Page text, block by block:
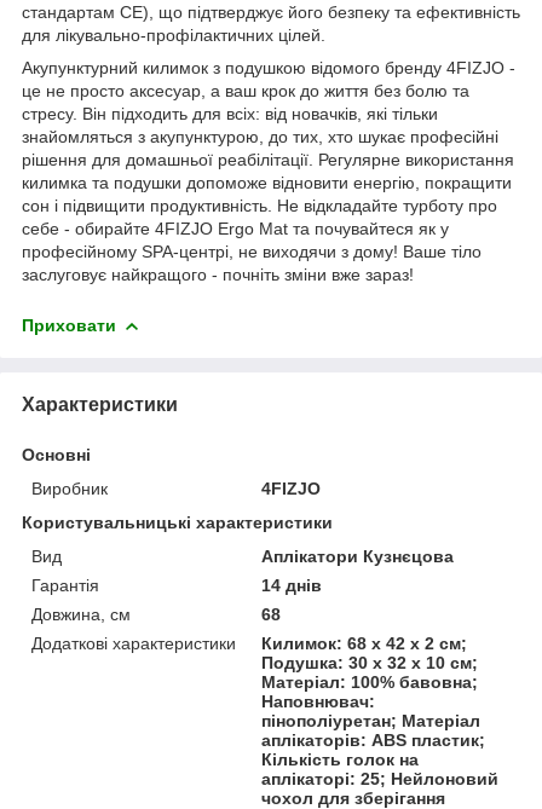
стандартам CE), що підтверджує його безпеку та ефективність
для лікувально-профілактичних цілей.
Акупунктурний килимок з подушкою відомого бренду 4FIZJO -
це не просто аксесуар, а ваш крок до життя без болю та
стресу. Він підходить для всіх: від новачків, які тільки
знайомляться з акупунктурою, до тих, хто шукає професійні
рішення для домашньої реабілітації. Регулярне використання
килимка та подушки допоможе відновити енергію, покращити
сон і підвищити продуктивність. Не відкладайте турботу про
себе - обирайте 4FIZJO Ergo Mat та почувайтеся як у
професійному SPA-центрі, не виходячи з дому! Ваше тіло
заслуговує найкращого - почніть зміни вже зараз!
Приховати
Характеристики
Основні
Виробник
4FIZJO
Користувальницькі характеристики
Вид
Аплікатори Кузнєцова
Гарантія
14 днів
Довжина, см
68
Додаткові характеристики
Килимок: 68 x 42 x 2 см;
Подушка: 30 x 32 x 10 см;
Матеріал: 100% бавовна;
Наповнювач:
пінополіуретан; Матеріал
аплікаторів: ABS пластик;
Кількість голок на
аплікаторі: 25; Нейлоновий
чохол для зберігання